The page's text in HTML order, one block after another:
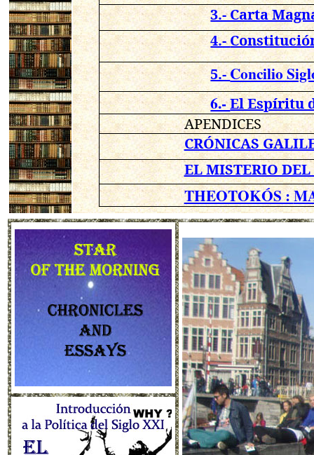
3.- Carta
4.-
5.-Concilio
6.-El Espíritu
APENDICES
CRÓNICAS
EL MISTERIO DEL
THEOTOKÓS :